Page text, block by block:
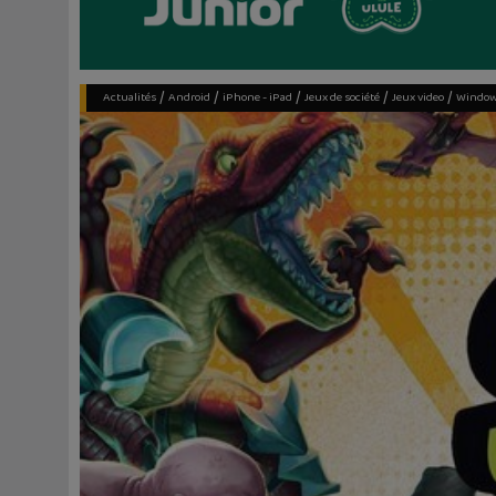
Actualités/ Android / iPhone - iPad / Jeux de société/ Jeux video/